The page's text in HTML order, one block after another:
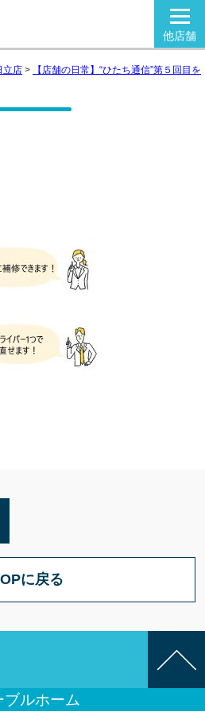
他店舗
立店 > 【店舗の日常】“ひたち通信”第５回目を
に戻る
ブルホーム